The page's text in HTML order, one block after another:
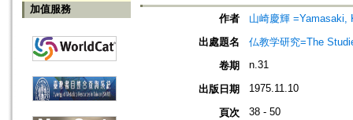
加值服務
作者
山崎慶輝 =Yamasaki,
出處題名
仏教学研究=The
卷期
n.31
出版日期 1975.11.10
頁次 38 - 50